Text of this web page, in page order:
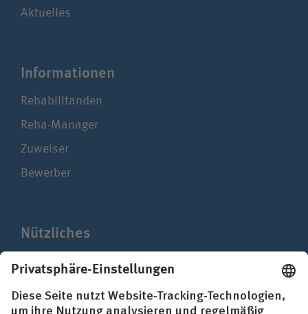
Aktuelles
Infor­ma­ti­onen
Rehabilitanden
Reha-Manager
Zuweiser
Bewerber
Nützliches
Presse